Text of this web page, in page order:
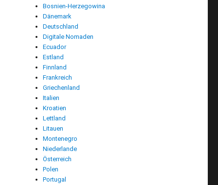
Bosnien-Herzegowina
Dänemark
Deutschland
Digitale Nomaden
Ecuador
Estland
Finnland
Frankreich
Griechenland
Italien
Kroatien
Lettland
Litauen
Montenegro
Niederlande
Österreich
Polen
Portugal